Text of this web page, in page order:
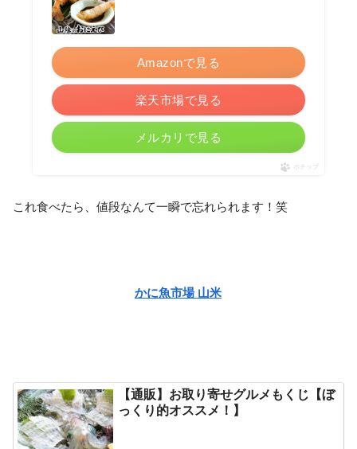
Amazonで見る
楽天市場で見る
メルカリで見る
ポチップ
これ食べたら、値段なんて一瞬で忘れられます！笑
かに魚市場 山米
【通販】お取り寄せグルメもくじ【ぼ
っくり的オススメ！】